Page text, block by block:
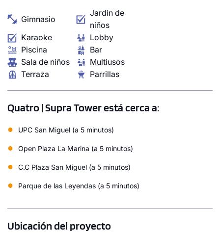
Gimnasio
Jardin de
niños
Karaoke
Lobby
Piscina
Bar
Sala de niños
Multiusos
Terraza
Parrillas
Quatro | Supra Tower está cerca a:
● UPC San Miguel (a 5 minutos)
● Open Plaza La Marina (a 5 minutos)
● C.C Plaza San Miguel (a 5 minutos)
● Parque de las Leyendas (a 5 minutos)
Ubicación del proyecto